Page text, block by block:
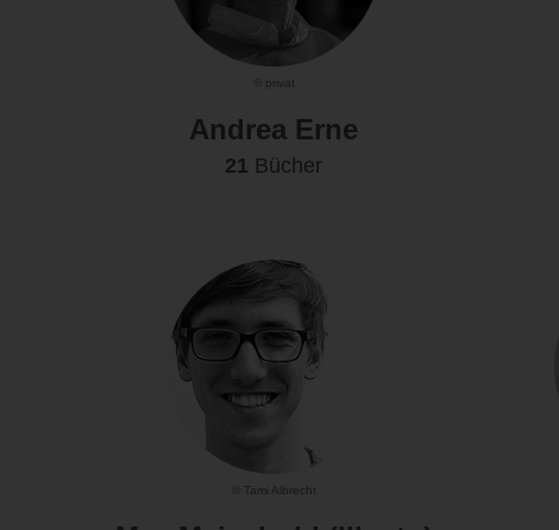
© privat
Andrea Erne
21 Bücher
© Tami Albrecht